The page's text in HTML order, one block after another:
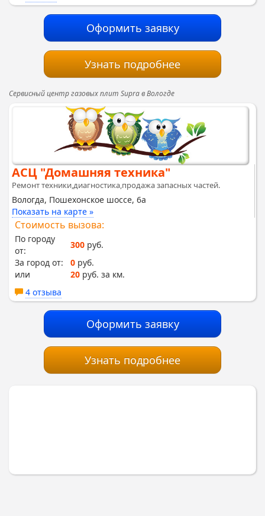
Оформить заявку
Узнать подробнее
Сервисный центр газовых плит Supra в Вологде
АСЦ "Домашняя техника"
Ремонт техники,диагностика,продажа запасных частей.
Вологда, Пошехонское шоссе, 6а
Показать на карте »
Стоимость вызова:
По городу
от:
300 руб.
За город от:
0 руб.
или
20 руб. за км.
4 отзыва
Оформить заявку
Узнать подробнее